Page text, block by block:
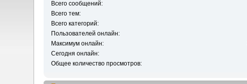
Всего сообщений:
Всего тем:
Всего категорий:
Пользователей онлайн:
Максимум онлайн:
Сегодня онлайн:
Общее количество просмотров: